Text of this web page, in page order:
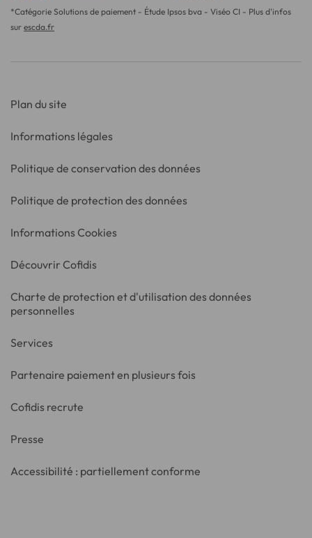
*Catégorie Solutions de paiement - Étude Ipsos bva - Viséo CI - Plus d'infos
sur escda.fr
Plan du site
Informations légales
Politique de conservation des données
Politique de protection des données
Informations Cookies
Découvrir Cofidis
Charte de protection et d'utilisation des données
personnelles
Services
Partenaire paiement en plusieurs fois
Cofidis recrute
Presse
Accessibilité : partiellement conforme